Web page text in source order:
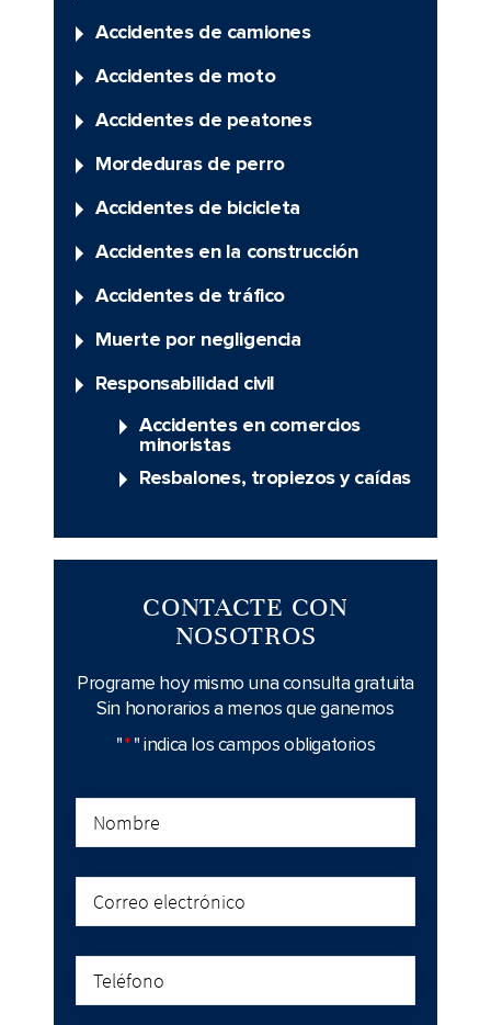
Accidentes de camiones
Accidentes de moto
Accidentes de peatones
Mordeduras de perro
Accidentes de bicicleta
Accidentes en la construcción
Accidentes de tráfico
Muerte por negligencia
Responsabilidad civil
Accidentes en comercios
minoristas
Resbalones, tropiezos y caídas
CONTACTE CON
NOSOTROS
Programe hoy mismo una consulta gratuita
Sin honorarios a menos que ganemos
"* " indica los campos obligatorios